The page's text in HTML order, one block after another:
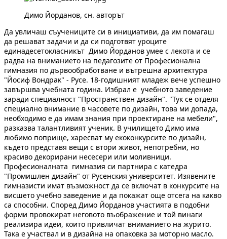
Димо Йорданов, сн. авторът
Да увличаш съучениците си в инициативи, да им помагаш
да решават задачи и да си подготвят уроците
единадесетокласникът Димо Йорданов умее с лекота и се
радва на вниманието на педагозите от Професионална
гимназия по дървообработване и вътрешна архитектура
"Йосиф Вондрак" - Русе. 18-годишният младеж вече успешно
завършва учебната година. Избрал е учебното заведение
заради специалност "Пространствeн дизайн". "Тук се отделя
специално внимание в часовете по дизайн, това ми допада,
необходимо е да имам знания при проектиране на мебели",
разказва талантливият ученик. В училището Димо има
любимо поприще, харесват му екоконкурсите по дизайн,
където представя вещи с втори живот, непотребни, но
красиво декорирани несесери или моливници.
Професионалната гимназия си партнира с катедра
"Промишлен дизайн" от Русенския университет. Изявените
гимназисти имат възможност да се включат в конкурсите на
висшето учебно заведение и да покажат още отсега на какво
са способни. Според Димо Йорданов участията в подобни
форми провокират неговото въображение и той винаги
реализира идеи, които привличат вниманието на журито.
Така е участвал и в дизайна на опаковка за моторно масло.